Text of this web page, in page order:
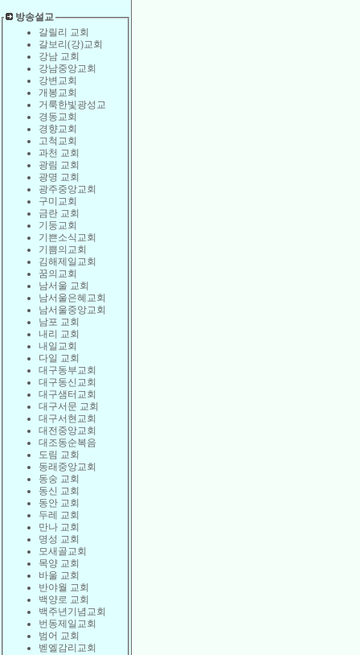
방송설교
갈릴리 교회
갈보리(강)교회
강남 교회
강남중앙교회
강변교회
개봉교회
거룩한빛광성교
경동교회
경향교회
고척교회
과천 교회
광림 교회
광명 교회
광주중앙교회
구미교회
금란 교회
기둥교회
기쁜소식교회
기쁨의교회
김해제일교회
꿈의교회
남서울 교회
남서울은혜교회
남서울중앙교회
남포 교회
내리 교회
내일교회
다일 교회
대구동부교회
대구동신교회
대구샘터교회
대구서문 교회
대구서현교회
대전중앙교회
대조동순복음
도림 교회
동래중앙교회
동숭 교회
동신 교회
동안 교회
두레 교회
만나 교회
명성 교회
모새골교회
목양 교회
바울 교회
반야월 교회
백양로 교회
백주년기념교회
번동제일교회
범어 교회
벧엘감리교회